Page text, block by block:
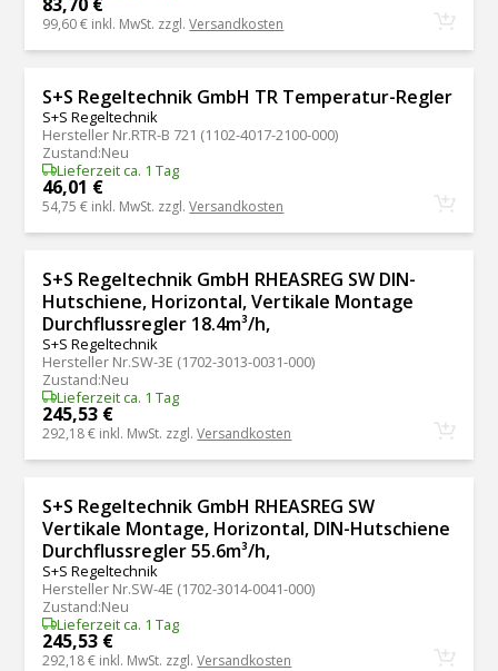
99,60 € inkl. MwSt. zzgl.Versandkosten
S+S Regeltechnik GmbH TR Temperatur-Regler
S+S Regeltechnik
Hersteller Nr.RTR-B 721 (1102-4017-2100-000)
Zustand:Neu
Lieferzeit ca. 1 Tag
46,01 €
54,75 € inkl. MwSt. zzgl.Versandkosten
S+S Regeltechnik GmbH RHEASREG SW DIN-
Hutschiene, Horizontal, Vertikale Montage
Durchflussregler 18.4m³/h,
S+S Regeltechnik
Hersteller Nr.SW-3E (1702-3013-0031-000)
Zustand:Neu
Lieferzeit ca. 1 Tag
245,53 €
292,18 € inkl. MwSt. zzgl.Versandkosten
S+S Regeltechnik GmbH RHEASREG SW
Vertikale Montage, Horizontal, DIN-Hutschiene
Durchflussregler 55.6m³/h,
S+S Regeltechnik
Hersteller Nr.SW-4E (1702-3014-0041-000)
Zustand:Neu
Lieferzeit ca. 1 Tag
245,53 €
292,18 € inkl. MwSt. zzgl.Versandkosten